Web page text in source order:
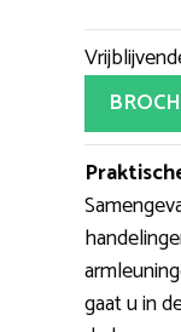
gaat u in